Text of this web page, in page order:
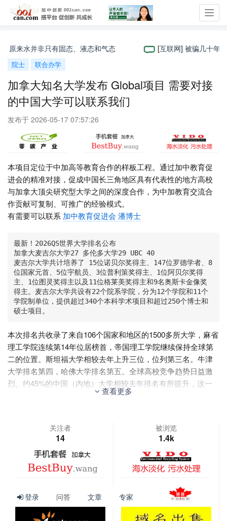
来水并非只有固态、液态和气态 [互联网] 被骗几十年! 石
院士 联合办学
加拿大知名大学发布 Global项目 需要对接
的中国大学可以联系我们
发布于 2026-05-17 07:57:26
本项目定位于中加高等教育合作的样板工程。通过加中教育促
进会的精准对接，促成中国长三角地区具有代表性的地方高校
与加拿大顶尖研究型大学之间的深度合作，为中加教育交流合
作贡献可复制、可推广的经验模式。
有需要可以联系 加中教育促进会 潘博士
最新！2026QS世界大学排名公布
加拿大麦吉尔大学27 多伦多大学29 UBC 40
麦吉尔大学共计培养了 15位诺贝尔奖得主、147位罗德学者、8
位国家元首、5位宇航员、3位普利策奖得主、1位阿贝尔奖得
主、1位图灵奖得主以及11位格莱美奖得主和9名奥斯卡金像奖
得主。麦吉尔大学共设有22个院系学院，分为12个学院和11个
学院制单位，提供超过340个本科学术项目和超过250个博士和
硕士项目。
本次排名共收录了来自106个国家和地区的1500多所大学，麻省
理工学院连续第14年位居榜首，帝国理工学院继续保持全球第
二的位置。斯坦福大学相较去年上升三位，位列第三名。牛津
大学排名第四，哈佛大学排名第五。全球高校竞争趋势日益激
烈。约45%的中国（内地）大学相较去年排名有所提升，这一
表现延续了近年来中国高校在国际排名中不断攀升的总体趋
全球第14名，清华大学相较去年上升3位，位列全球第17名。全
球前100的中国内地高校还有复旦大学（全球第30名）、上海交
通大学（全球第47名）和浙江大学（全球第49名）。
查看更多
关注者
14
被浏览
1.4k
登录 问答 文章 专家